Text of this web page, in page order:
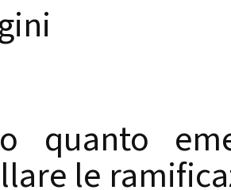
quanto
le